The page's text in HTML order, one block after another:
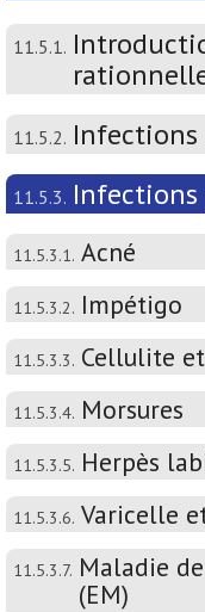
11.5.1.
11.5.2. Infections
11.5.3. Infections
11.5.3.1. Acné
11.5.3.2. Impétigo
11.5.3.3. Cellulite
11.5.3.4. Morsures
11.5.3.5. Herpès
11.5.3.6. Varicelle
11.5.3.7. Maladie
(EM)